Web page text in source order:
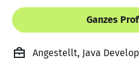
Ganzes
Angestellt, Java